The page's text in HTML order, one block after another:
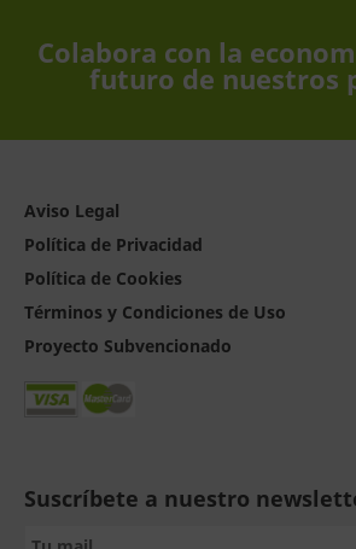
Colabora con la
futuro de nuestros
Aviso Legal
Política de Privacidad
Política de Cookies
Términos y Condiciones de Uso
Proyecto Subvencionado
Suscríbete a nuestro